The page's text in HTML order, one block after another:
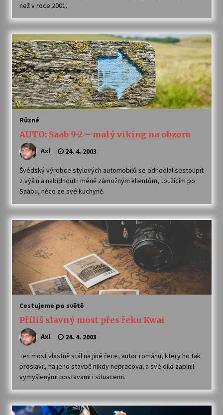
než v roce 2001.
Různé
AUTO: Saab 9-2 – malý viking na obzoru
Axl 24. 4. 2003
Švédský výrobce stylových automobilů se odhodlal sestoupit
z výšin a nabídnout i méně zámožným klientům, toužícím po
Saabu, něco ze své kuchyně.
Cestujeme po světě
Příliš slavný most přes řeku Kwai
Axl 24. 4. 2003
Ten most vlastně stál na jiné řece, autor románu, který ho tak
proslavil, na jeho stavbě nikdy nepracoval a své dílo zaplnil
vymyšlenými postavami i situacemi.